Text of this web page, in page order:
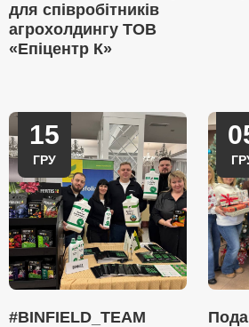
для співробітників
агрохолдингу ТОВ
«Епіцентр К»
15
ГРУ
#BINFIELD_TEAM